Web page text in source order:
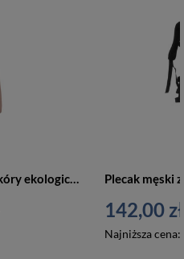
Plecak damski nylonowy ze skóry ekologicznej miejski Peterson JN-17 mały różowy
142,00 zł
Najniższa cena: